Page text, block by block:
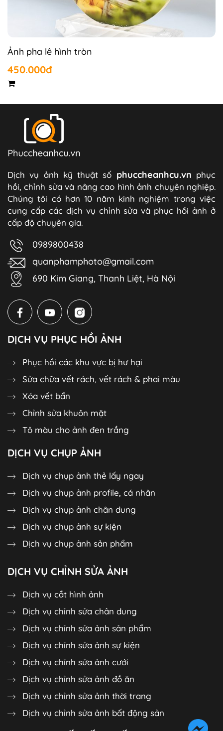
Ảnh pha lê hình tròn
450.000đ
Dịch vụ ảnh kỹ thuật số phuccheanhcu.vn phục
hồi, chỉnh sửa và nâng cao hình ảnh chuyên nghiệp.
Chúng tôi có hơn 10 năm kinh nghiệm trong việc
cung cấp các dịch vụ chỉnh sửa và phục hồi ảnh ở
cấp độ chuyên gia.
0989800438
quanphamphoto@gmail.com
690 Kim Giang, Thanh Liệt, Hà Nội
DỊCH VỤ PHỤC HỒI ẢNH
Phục hồi các khu vực bị hư hại
Sửa chữa vết rách, vết rách & phai màu
Xóa vết bẩn
Chỉnh sửa khuôn mặt
Tô màu cho ảnh đen trắng
DỊCH VỤ CHỤP ẢNH
Dịch vụ chụp ảnh thẻ lấy ngay
Dịch vụ chụp ảnh profile, cá nhân
Dịch vụ chụp ảnh chân dung
Dịch vụ chụp ảnh sự kiện
Dịch vụ chụp ảnh sản phẩm
DỊCH VỤ CHỈNH SỬA ẢNH
Dịch vụ cắt hình ảnh
Dịch vụ chỉnh sửa chân dung
Dịch vụ chỉnh sửa ảnh sản phẩm
Dịch vụ chỉnh sửa ảnh sự kiện
Dịch vụ chỉnh sửa ảnh cưới
Dịch vụ chỉnh sửa ảnh đồ ăn
Dịch vụ chỉnh sửa ảnh thời trang
Dịch vụ chỉnh sửa ảnh bất động sản